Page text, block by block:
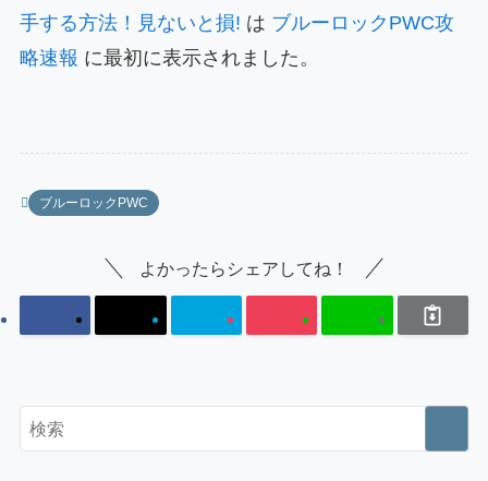
手する方法！見ないと損! は ブルーロックPWC攻
略速報 に最初に表示されました。
ブルーロックPWC
よかったらシェアしてね！